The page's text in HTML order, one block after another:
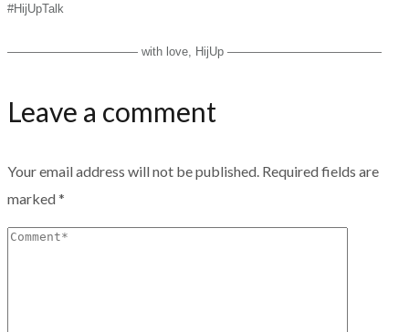
#HijUpTalk
——————————— with love, HijUp —————————————
Leave a comment
Your email address will not be published. Required fields are
marked*